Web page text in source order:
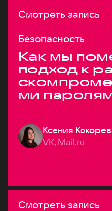
Смотреть запись
Безопасность
Как мы
подход к
ми
Ксения
VK, Mail.ru
Смотреть запись